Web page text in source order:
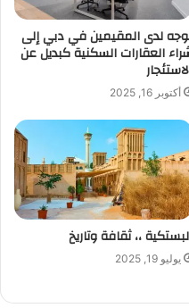
لدى المقيمين في دبي إلى
العقارات السكنية كبديل عن
أكتوبر 16, 2025
،، ثقافة وتاريخ
يوليو 19, 2025